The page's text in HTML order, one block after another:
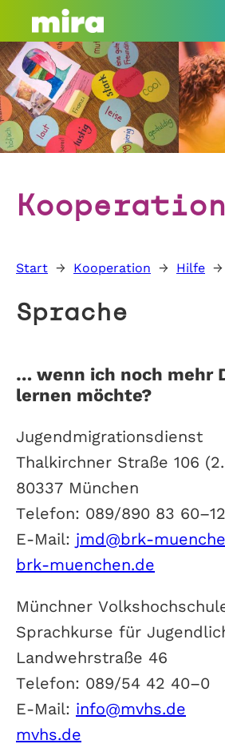
Zum
Inhalt
springen
Kooperation
Start → Kooperation → Hilfe →
Sprache
… wenn ich noch mehr
lernen möchte?
Jugendmigrationsdienst
Thalkirchner Straße 106
80337 München
Telefon: 089/890 83 60–12
E-Mail: jmd@brk-
brk-muenchen.de
Münchner
Sprachkurse für
Landwehrstraße 46
Telefon: 089/54 42 40–0
E-Mail: info@mvhs.de
mvhs.de